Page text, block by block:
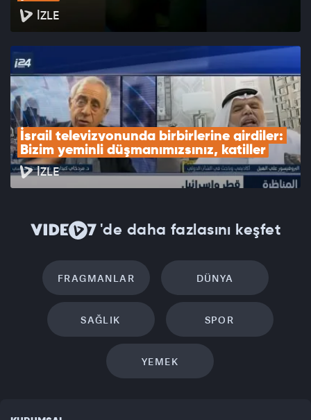
İZLE
İsrail televizyonunda birbirlerine girdiler:
Bizim yeminli düşmanımızsınız, katiller
İZLE
'de daha fazlasını keşfet
FRAGMANLAR DÜNYA
SAĞLIK SPOR
YEMEK